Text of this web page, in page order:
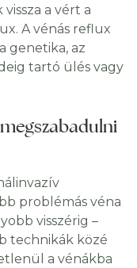
a vért a
A vénás reflux
genetika, az
tartó ülés vagy
problémás véna
visszérig –
technikák közé
a vénákba